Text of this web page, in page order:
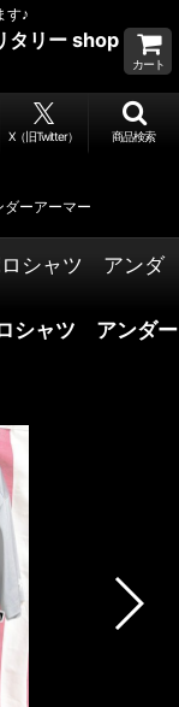
す♪
タリー shop
カート
X（旧Twitter） 商品検索
ーアーマー
シャツ アンダ
シャツ アンダー